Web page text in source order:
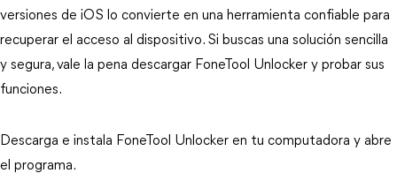
versiones de iOS lo convierte en una herramienta confiable para
recuperar el acceso al dispositivo. Si buscas una solución sencilla
y segura, vale la pena descargar FoneTool Unlocker y probar sus
funciones.
Descarga e instala FoneTool Unlocker en tu computadora y abre
el programa.